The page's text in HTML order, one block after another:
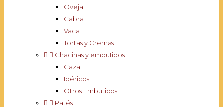
Oveja
Cabra
Vaca
Tortas y Cremas
  Chacinas y embutidos
Caza
Ibéricos
Otros Embutidos
  Patés